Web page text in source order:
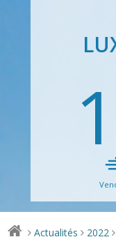
> Actualités > 2022 >